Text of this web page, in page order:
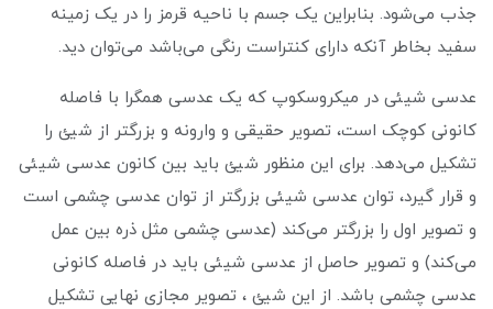
جذب می‌شود. بنابراین یک جسم با ناحیه قرمز را در یک زمینه
سفید بخاطر آنکه دارای کنتراست رنگی می‌باشد می‌توان دید.
عدسی شیئی در میکروسکوپ که یک عدسی همگرا با فاصله
کانونی کوچک است، تصویر حقیقی و وارونه و بزرگتر از شیئ را
تشکیل می‌دهد. برای این منظور شیئ باید بین کانون عدسی شیئی
و قرار گیرد، توان عدسی شیئی بزرگتر از توان عدسی چشمی است
و تصویر اول را بزرگتر می‌کند (عدسی چشمی مثل ذره بین عمل
می‌کند) و تصویر حاصل از عدسی شیئی باید در فاصله کانونی
عدسی چشمی باشد. از این شیئ ، تصویر مجازی نهایی تشکیل